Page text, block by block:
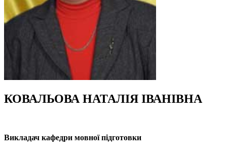
КОВАЛЬОВА НАТАЛІЯ ІВАНІВНА
Викладач кафедри мовної підготовки